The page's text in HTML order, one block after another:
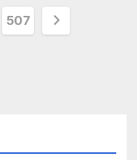
507